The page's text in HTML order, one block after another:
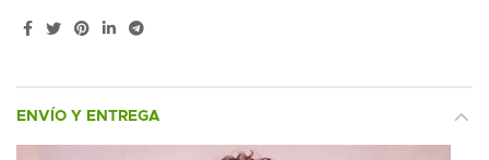
ENVÍO Y ENTREGA